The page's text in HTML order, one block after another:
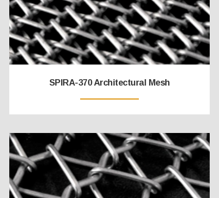
SPIRA-370 Architectural Mesh